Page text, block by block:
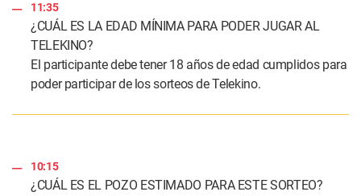
11:35
¿CUÁL ES LA EDAD MÍNIMA PARA PODER JUGAR AL
TELEKINO?
El participante debe tener 18 años de edad cumplidos para
poder participar de los sorteos de Telekino.
10:15
¿CUÁL ES EL POZO ESTIMADO PARA ESTE SORTEO?